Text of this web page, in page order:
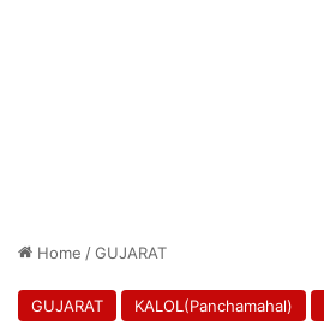
Home /GUJARAT
GUJARAT KALOL(Panchamahal)